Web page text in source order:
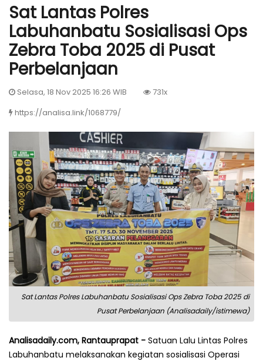
Sat Lantas Polres
Labuhanbatu Sosialisasi Ops
Zebra Toba 2025 di Pusat
Perbelanjaan
Selasa, 18 Nov 2025 16:26 WIB
731x
https://analisa.link/1068779/
Sat Lantas Polres Labuhanbatu Sosialisasi Ops Zebra Toba 2025 di
Pusat Perbelanjaan (Analisadaily/istimewa)
Analisadaily.com, Rantauprapat - Satuan Lalu Lintas Polres
Labuhanbatu melaksanakan kegiatan sosialisasi Operasi